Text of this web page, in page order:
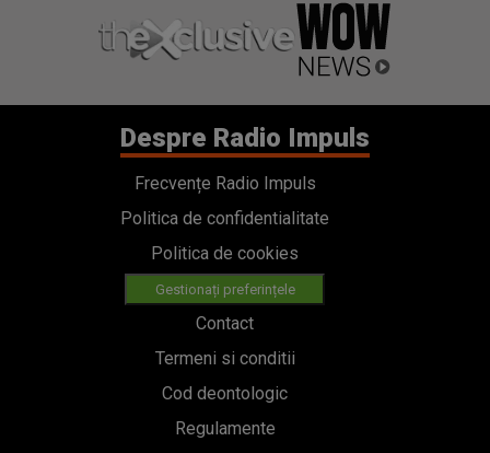
Despre Radio Impuls
Frecvențe Radio Impuls
Politica de confidentialitate
Politica de cookies
Gestionați preferințele
Contact
Termeni si conditii
Cod deontologic
Regulamente